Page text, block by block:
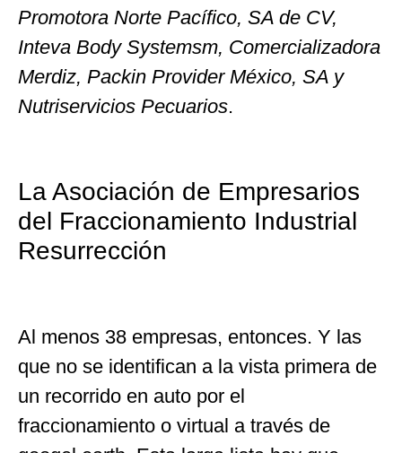
Promotora Norte Pacífico, SA de CV,
Inteva Body Systemsm, Comercializadora
Merdiz, Packin Provider México, SA y
Nutriservicios Pecuarios.
La Asociación de Empresarios
del Fraccionamiento Industrial
Resurrección
Al menos 38 empresas, entonces. Y las
que no se identifican a la vista primera de
un recorrido en auto por el
fraccionamiento o virtual a través de